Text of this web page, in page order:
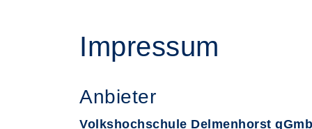
Impressum
Anbieter
Volkshochschule Delmenhorst